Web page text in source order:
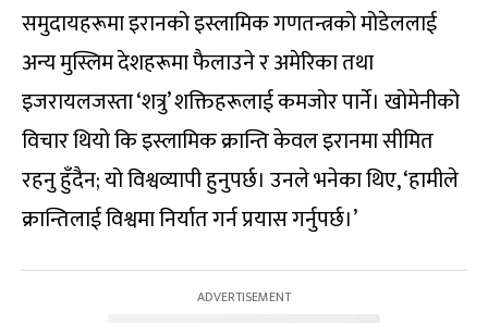
समुदायहरूमा इरानको इस्लामिक गणतन्त्रको मोडेललाई
अन्य मुस्लिम देशहरूमा फैलाउने र अमेरिका तथा
इजरायलजस्ता ‘शत्रु’ शक्तिहरूलाई कमजोर पार्ने। खोमेनीको
विचार थियो कि इस्लामिक क्रान्ति केवल इरानमा सीमित
रहनु हुँदैन; यो विश्वव्यापी हुनुपर्छ। उनले भनेका थिए, ‘हामीले
क्रान्तिलाई विश्वमा निर्यात गर्न प्रयास गर्नुपर्छ।’